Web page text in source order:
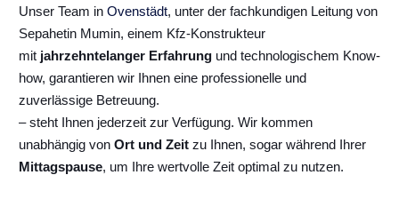
Unser Team in Ovenstädt, unter der fachkundigen Leitung von
Sepahetin Mumin, einem Kfz-Konstrukteur
mit jahrzehntelanger Erfahrung und technologischem Know-
how, garantieren wir Ihnen eine professionelle und
zuverlässige Betreuung.
– steht Ihnen jederzeit zur Verfügung. Wir kommen
unabhängig von Ort und Zeit zu Ihnen, sogar während Ihrer
Mittagspause, um Ihre wertvolle Zeit optimal zu nutzen.